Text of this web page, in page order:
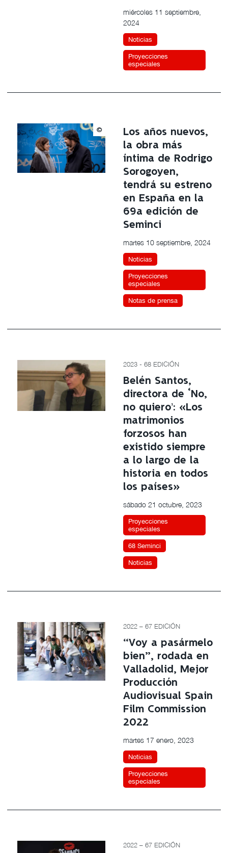
miércoles 11 septiembre,
2024
Noticias
Proyecciones
especiales
©
Los años nuevos,
la obra más
íntima de Rodrigo
Sorogoyen,
tendrá su estreno
en España en la
69a edición de
Seminci
martes 10 septiembre, 2024
Noticias
Proyecciones
especiales
Notas de prensa
2023 - 68 EDICIÓN
Belén Santos,
directora de ‘No,
no quiero’: «Los
matrimonios
forzosos han
existido siempre
a lo largo de la
historia en todos
los países»
sábado 21 octubre, 2023
Proyecciones
especiales
68 Seminci
Noticias
2022 – 67 EDICIÓN
“Voy a pasármelo
bien”, rodada en
Valladolid, Mejor
Producción
Audiovisual Spain
Film Commission
2022
martes 17 enero, 2023
Noticias
Proyecciones
especiales
2022 – 67 EDICIÓN